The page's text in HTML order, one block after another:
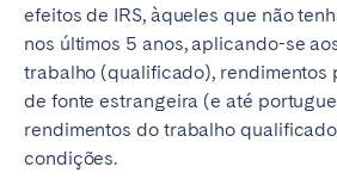
efeitos de IRS, àqueles que não
nos últimos 5 anos, aplicando-se
trabalho (qualificado), rendimentos
de fonte estrangeira (e até
rendimentos do trabalho
condições.